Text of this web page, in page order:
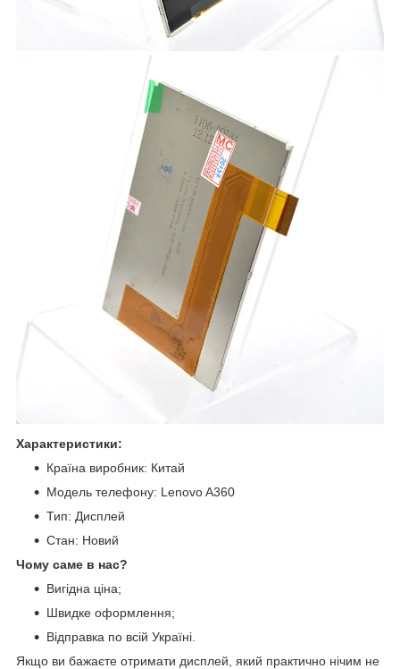
Характеристики:
Країна виробник: Китай
Модель телефону: Lenovo A360
Тип: Дисплей
Стан: Новий
Чому саме в нас?
Вигідна ціна;
Швидке оформлення;
Відправка по всій Україні.
Якщо ви бажаєте отримати дисплей, який практично нічим не